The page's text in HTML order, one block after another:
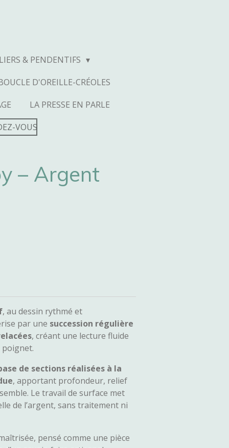
& PENDENTIFS
D'OREILLE-CRÉOLES
LA PRESSE EN PARLE
VOUS
– Argent
, au dessin rythmé et
par une succession régulière
, créant une lecture fluide
de sections réalisées à la
, apportant profondeur, relief
Le travail de surface met
de l’argent, sans traitement ni
pensé comme une pièce